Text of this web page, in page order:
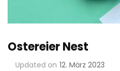
Ostereier Nest
Updated on 12. März 2023